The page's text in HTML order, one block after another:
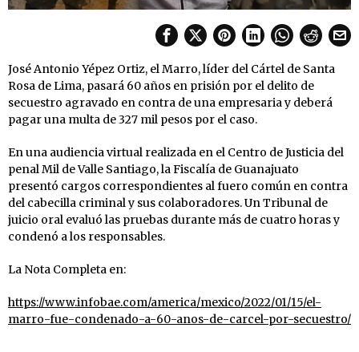
José Antonio Yépez Ortiz, el Marro, líder del Cártel de Santa
Rosa de Lima, pasará 60 años en prisión por el delito de
secuestro agravado en contra de una empresaria y deberá
pagar una multa de 327 mil pesos por el caso.
En una audiencia virtual realizada en el Centro de Justicia del
penal Mil de Valle Santiago, la Fiscalía de Guanajuato
presentó cargos correspondientes al fuero común en contra
del cabecilla criminal y sus colaboradores. Un Tribunal de
juicio oral evaluó las pruebas durante más de cuatro horas y
condenó a los responsables.
La Nota Completa en:
https://www.infobae.com/america/mexico/2022/01/15/el-
marro-fue-condenado-a-60-anos-de-carcel-por-secuestro/